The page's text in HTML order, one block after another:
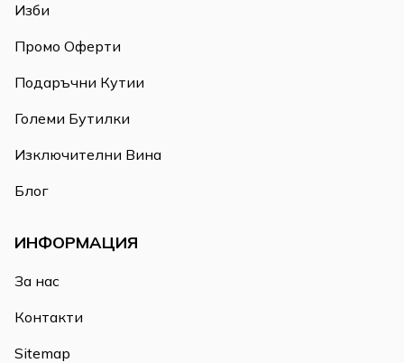
Изби
Промо Оферти
Подаръчни Кутии
Големи Бутилки
Изключителни Вина
Блог
ИНФОРМАЦИЯ
За нас
Контакти
Sitemap